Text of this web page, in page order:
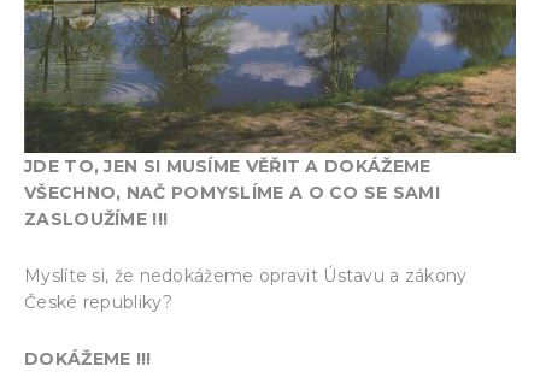
JDE TO, JEN SI MUSÍME VĚŘIT A DOKÁŽEME
VŠECHNO, NAČ POMYSLÍME A O CO SE SAMI
ZASLOUŽÍME !!!
Myslíte si, že nedokážeme opravit Ústavu a zákony
České republiky?
DOKÁŽEME !!!